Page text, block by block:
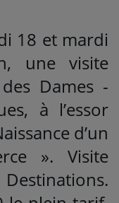
18 et mardi
une visite
Dames -
à l’essor
d’un
». Visite